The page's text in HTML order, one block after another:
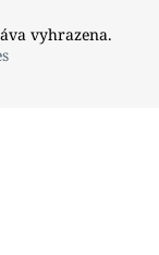
vyhrazena.